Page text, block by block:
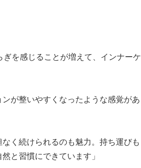
を感じることが増えて、インナーケ
が整いやすくなったような感覚があ
く続けられるのも魅力。持ち運びも
と習慣にできています」